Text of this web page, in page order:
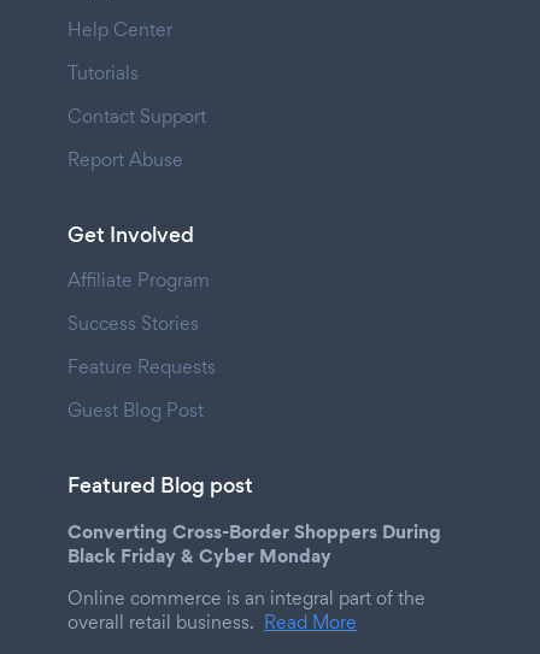
Help Center
Tutorials
Contact Support
Report Abuse
Get Involved
Affiliate Program
Success Stories
Feature Requests
Guest Blog Post
Featured Blog post
Converting Cross-Border Shoppers During
Black Friday & Cyber Monday
Online commerce is an integral part of the
overall retail business. Read More